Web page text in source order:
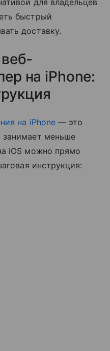
быстрый
доставку.
на iPhone:
на iPhone— это
занимает меньше
iOS можно прямо
инструкция: